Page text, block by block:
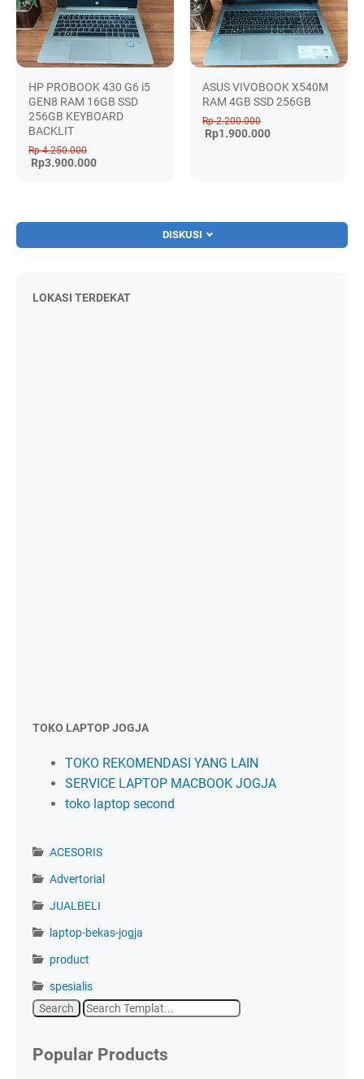
HP PROBOOK 430 G6 i5
GEN8 RAM 16GB SSD
256GB KEYBOARD
BACKLIT
Rp 4.250.000
Rp3.900.000
ASUS VIVOBOOK X540M
RAM 4GB SSD 256GB
Rp 2.200.000
Rp1.900.000
DISKUSI
LOKASI TERDEKAT
TOKO LAPTOP JOGJA
TOKO REKOMENDASI YANG LAIN
SERVICE LAPTOP MACBOOK JOGJA
toko laptop second
ACESORIS
Advertorial
JUALBELI
laptop-bekas-jogja
product
spesialis
Popular Products